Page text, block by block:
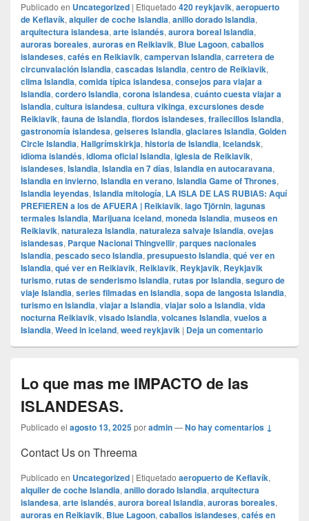
Publicado en Uncategorized | Etiquetado 420 reykjavik, aeropuerto
de Keflavík, alquiler de coche Islandia, anillo dorado Islandia,
arquitectura islandesa, arte islandés, aurora boreal Islandia,
auroras boreales, auroras en Reikiavik, Blue Lagoon, caballos
islandeses, cafés en Reikiavik, campervan Islandia, carretera de
circunvalación Islandia, cascadas Islandia, centro de Reikiavik,
clima Islandia, comida típica islandesa, consejos para viajar a
Islandia, cordero Islandia, corona islandesa, cuánto cuesta viajar a
Islandia, cultura islandesa, cultura vikinga, excursiones desde
Reikiavik, fauna de Islandia, fiordos islandeses, frailecillos Islandia,
gastronomía islandesa, geiseres Islandia, glaciares Islandia, Golden
Circle Islandia, Hallgrímskirkja, historia de Islandia, Icelandsk,
idioma islandés, idioma oficial Islandia, iglesia de Reikiavik,
islandeses, Islandia, Islandia en 7 días, Islandia en autocaravana,
Islandia en invierno, Islandia en verano, Islandia Game of Thrones,
Islandia leyendas, Islandia mitología, LA ISLA DE LAS RUBIAS: Aquí
PREFIEREN a los de AFUERA | Reikiavik, lago Tjörnin, lagunas
termales Islandia, Marijuana iceland, moneda Islandia, museos en
Reikiavik, naturaleza Islandia, naturaleza salvaje Islandia, ovejas
islandesas, Parque Nacional Thingvellir, parques nacionales
Islandia, pescado seco Islandia, presupuesto Islandia, qué ver en
Islandia, qué ver en Reikiavik, Reikiavik, Reykjavik, Reykjavik
turismo, rutas de senderismo Islandia, rutas por Islandia, seguro de
viaje Islandia, series filmadas en Islandia, sopa de langosta Islandia,
turismo en Islandia, viajar a Islandia, viajar solo a Islandia, vida
nocturna Reikiavik, visado Islandia, volcanes Islandia, vuelos a
Islandia, Weed in iceland, weed reykjavik | Deja un comentario
Lo que mas me IMPACTO de las
ISLANDESAS.
Publicado el agosto 13, 2025poradmin—No hay comentarios ↓
Contact Us on Threema
Publicado en Uncategorized | Etiquetado aeropuerto de Keflavík,
alquiler de coche Islandia, anillo dorado Islandia, arquitectura
islandesa, arte islandés, aurora boreal Islandia, auroras boreales,
auroras en Reikiavik, Blue Lagoon, caballos islandeses, cafés en